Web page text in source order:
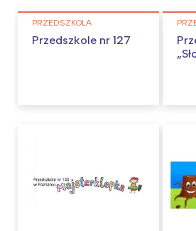
PRZEDSZKOLA
Przedszkole nr 127
tego
Wybieram